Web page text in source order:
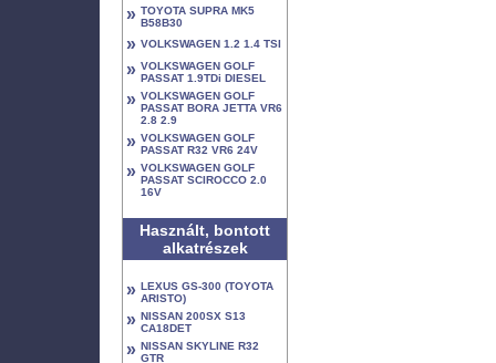
» TOYOTA SUPRA MK5
B58B30
» VOLKSWAGEN 1.2 1.4 TSI
» VOLKSWAGEN GOLF
PASSAT 1.9TDi DIESEL
» VOLKSWAGEN GOLF
PASSAT BORA JETTA VR6
2.8 2.9
» VOLKSWAGEN GOLF
PASSAT R32 VR6 24V
» VOLKSWAGEN GOLF
PASSAT SCIROCCO 2.0
16V
Használt, bontott
alkatrészek
» LEXUS GS-300 (TOYOTA
ARISTO)
» NISSAN 200SX S13
CA18DET
» NISSAN SKYLINE R32
GTR